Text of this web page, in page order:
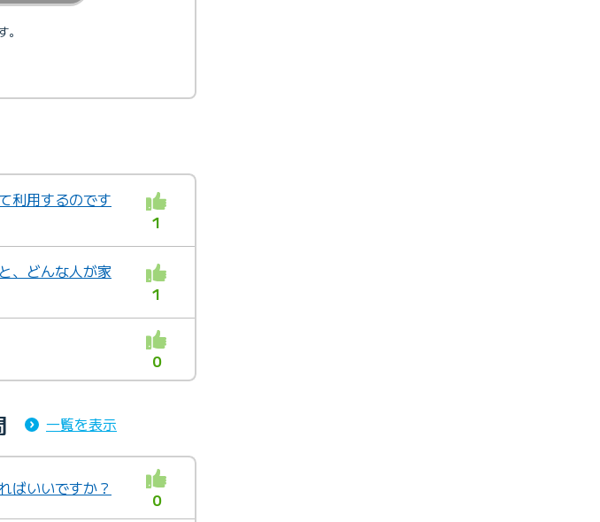
利用するのです
1
、どんな人が家
1
0
一覧を表示
ばいいですか？
0